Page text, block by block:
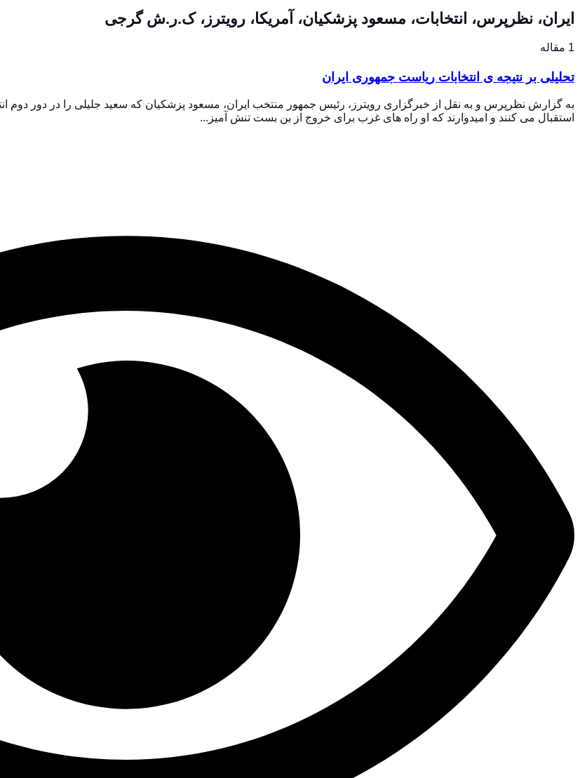
ایران، نظرپرس، انتخابات، مسعود پزشکیان، آمریکا، رویترز، ک.ر.ش گرجی
1 مقاله
تحلیلی بر نتیجه ی انتخابات ریاست جمهوری ایران
به گزارش نظرپرس و به نقل از خبرگزاری رویترز، رئیس جمهور منتخب ایران، مسعود پزشکیان که سعید جلیلی را در دور
استقبال می کنند و امیدوارند که او راه های غرب برای خروج از بن بست تنش آمیز...